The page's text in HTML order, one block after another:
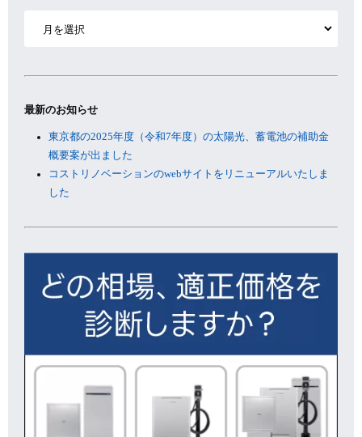
最新のお知らせ
東京都の2025年度（令和7年度）の太陽光、蓄電池の補助金
概要案が出ました
コストリノベーションのwebサイトをリニューアルいたしま
した